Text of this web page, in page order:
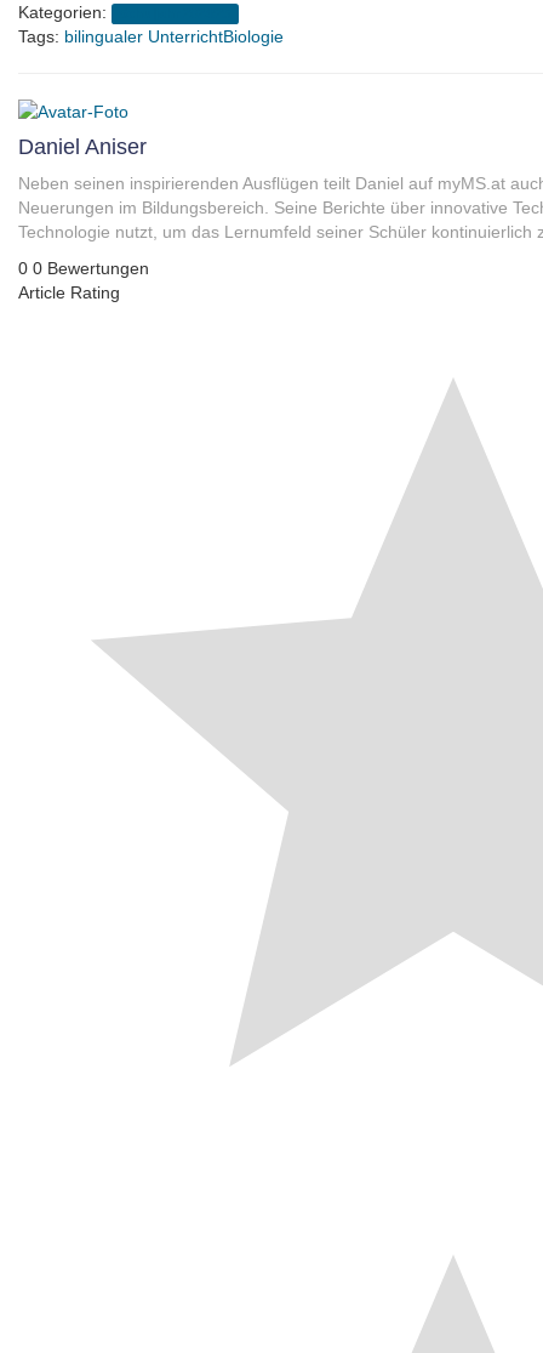
Kategorien:
Tags: bilingualer UnterrichtBiologie
Daniel Aniser
Neben seinen inspirierenden Ausflügen teilt Daniel auf myMS.at
Neuerungen im Bildungsbereich. Seine Berichte über innovative
Technologie nutzt, um das Lernumfeld seiner Schüler kontinuierlich
0 0 Bewertungen
Article Rating